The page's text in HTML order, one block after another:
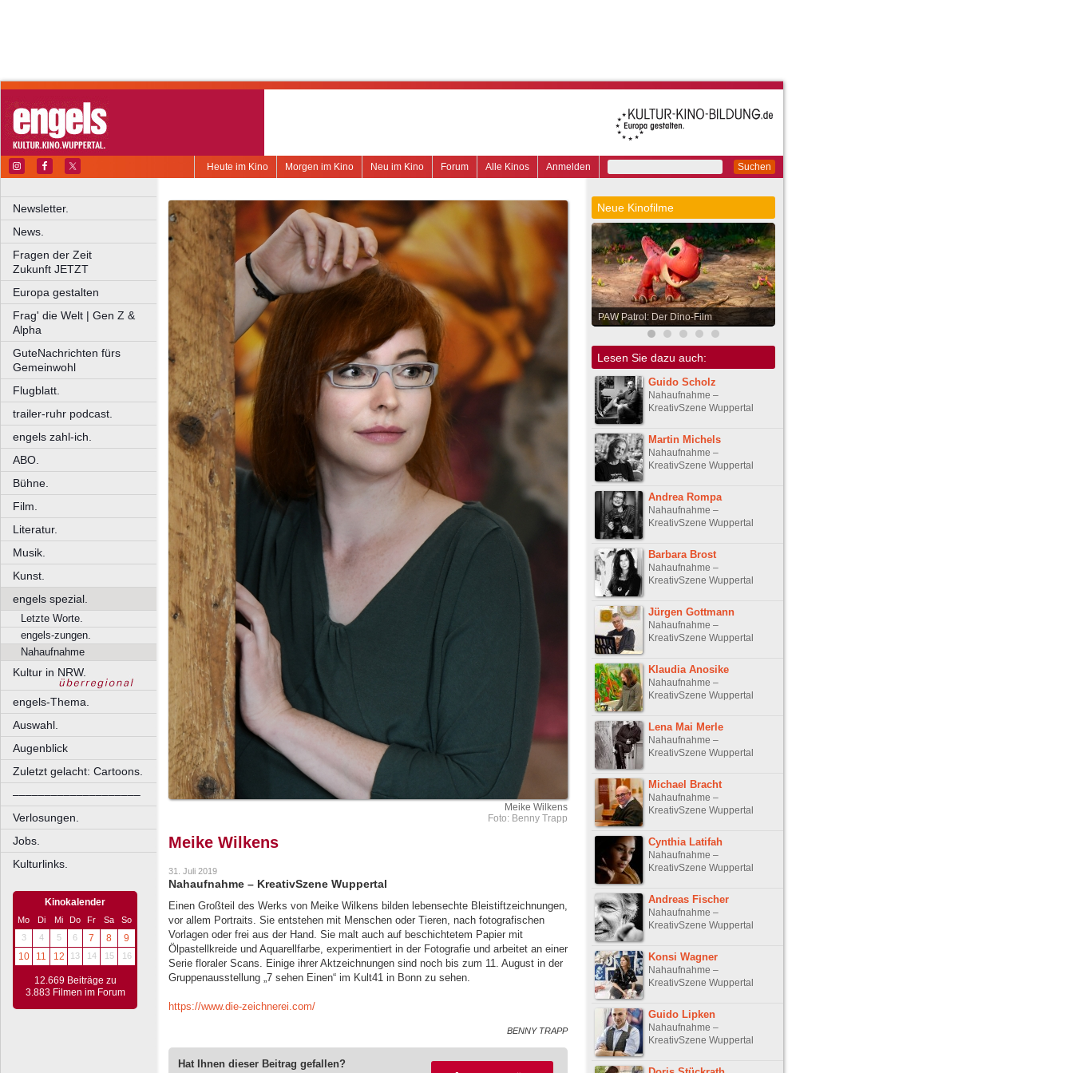
Suchen
Anmelden
Alle Kinos
Forum
Neu im Kino
Morgen im Kino
Heute im Kino
Newsletter.
News.
Fragen der Zeit
Zukunft JETZT
Europa gestalten
Frag' die Welt | Gen Z &
Alpha
GuteNachrichten fürs
Gemeinwohl
Flugblatt.
trailer-ruhr podcast.
engels zahl-ich.
ABO.
Bühne.
Film.
Literatur.
Musik.
Kunst.
engels spezial.
Letzte Worte.
engels-zungen.
Nahaufnahme
Kultur in NRW.
engels-Thema.
Auswahl.
Augenblick
Zuletzt gelacht: Cartoons.
––––––––––––––––––––
Verlosungen.
Jobs.
Kulturlinks.
Kinokalender
Mo Di Mi Do Fr Sa
So
3
4 5 6 7 8
9
10
11 12 13 14 15 16
12.669 Beiträge zu
3.883 Filmen im Forum
Meike Wilkens
Foto: Benny Trapp
Meike Wilkens
31. Juli 2019
Nahaufnahme – KreativSzene Wuppertal
Einen Großteil des Werks von Meike Wilkens bilden lebensechte Bleistiftzeichnungen,
vor allem Portraits. Sie entstehen mit Menschen oder Tieren, nach fotografischen
Vorlagen oder frei aus der Hand. Sie malt auch auf beschichtetem Papier mit
Ölpastellkreide und Aquarellfarbe, experimentiert in der Fotografie und arbeitet an einer
Serie floraler Scans. Einige ihrer Aktzeichnungen sind noch bis zum 11. August in der
Gruppenausstellung „7 sehen Einen“ im Kult41 in Bonn zu sehen.
https://www.die-zeichnerei.com/
BENNY TRAPP
Hat Ihnen dieser Beitrag gefallen?
Neue Kinofilme
PAW Patrol: Der Dino-Film
Lesen Sie dazu auch:
Guido Scholz
Nahaufnahme –
KreativSzene Wuppertal
Martin Michels
Nahaufnahme –
KreativSzene Wuppertal
Andrea Rompa
Nahaufnahme –
KreativSzene Wuppertal
Barbara Brost
Nahaufnahme –
KreativSzene Wuppertal
Jürgen Gottmann
Nahaufnahme –
KreativSzene Wuppertal
Klaudia Anosike
Nahaufnahme –
KreativSzene Wuppertal
Lena Mai Merle
Nahaufnahme –
KreativSzene Wuppertal
Michael Bracht
Nahaufnahme –
KreativSzene Wuppertal
Cynthia Latifah
Nahaufnahme –
KreativSzene Wuppertal
Andreas Fischer
Nahaufnahme –
KreativSzene Wuppertal
Konsi Wagner
Nahaufnahme –
KreativSzene Wuppertal
Guido Lipken
Nahaufnahme –
KreativSzene Wuppertal